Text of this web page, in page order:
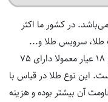
می‌باشد. در کشور ما اکثر
، سرویس طلا و...
معمولا از طلای 18 عیار ساخته شده اند.طلای 18 عیار معمولا دارای 75
فلزات است. این نوع طلا در قیاس با
مقاومت آن بیشتر بوده و هزینه